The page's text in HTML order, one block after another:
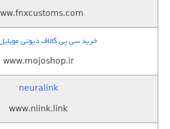
خرید سی پی کالاف دیوتی
www.mojoshop.ir
neuralink
www.nlink.link